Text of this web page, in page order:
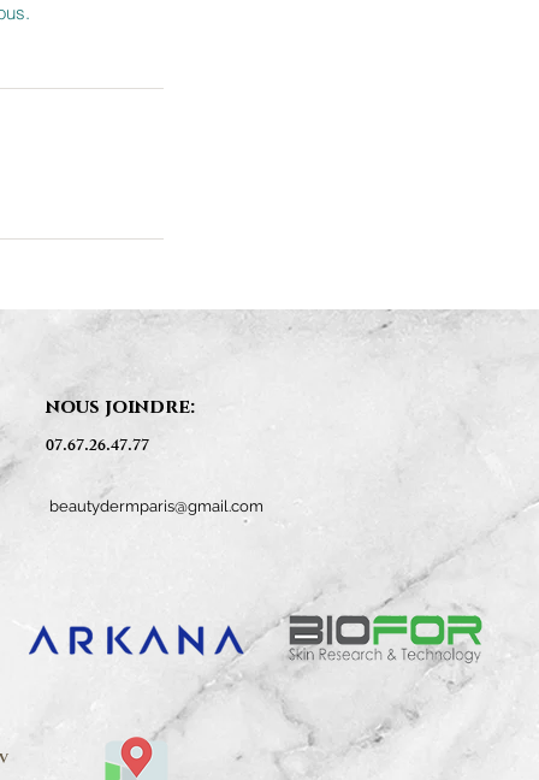
nous joindre:
07.67.26.47.77
beautydermparis@gmail.com